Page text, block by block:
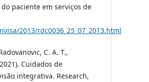
paciente em serviços de
2013/rdc0036_25_07_2013.html
C. A. T.,
Cuidados de
integrativa. Research,